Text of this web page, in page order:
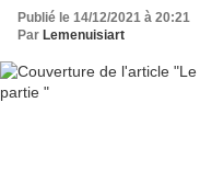
Publié le 14/12/2021 à 20:21
Par Lemenuisiart